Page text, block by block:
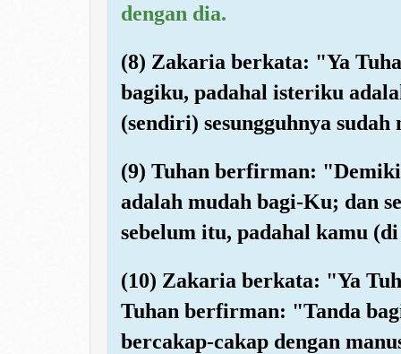
dengan dia.
(8) Zakaria berkata: "Ya
bagiku, padahal isteriku
(sendiri) sesungguhnya
(9) Tuhan berfirman:
adalah mudah bagi-Ku; dan
sebelum itu, padahal kamu
(10) Zakaria berkata: "Ya
Tuhan berfirman: "Tanda
bercakap-cakap dengan